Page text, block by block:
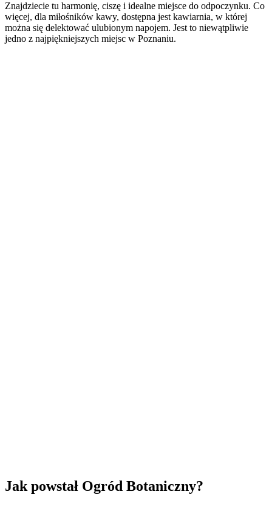
Znajdziecie tu harmonię, ciszę i idealne miejsce do odpoczynku. Co
więcej, dla miłośników kawy, dostępna jest kawiarnia, w której
można się delektować ulubionym napojem. Jest to niewątpliwie
jedno z najpiękniejszych miejsc w Poznaniu.
Jak powstał Ogród Botaniczny?